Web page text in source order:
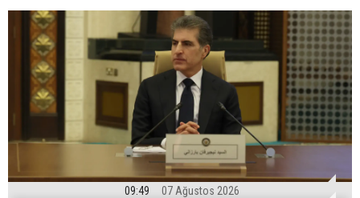
09:49 07 Ağustos 2026